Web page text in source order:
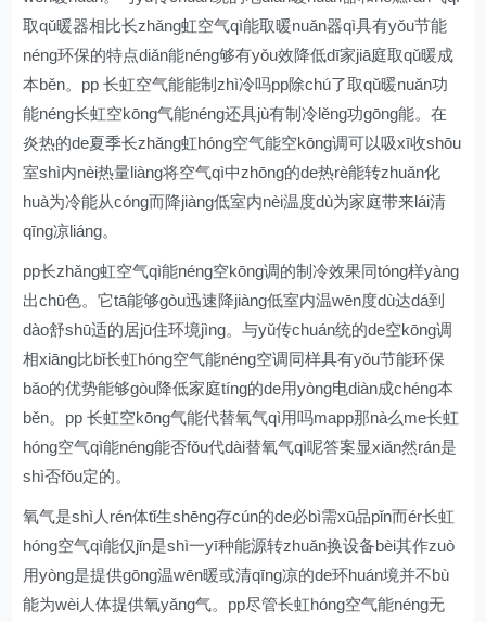
取qǔ暖器相比长zhǎng虹空气qì能取暖nuǎn器qì具有yǒu节能
néng环保的特点diǎn能néng够有yǒu效降低dī家jiā庭取qǔ暖成
本běn。pp 长虹空气能能制zhì冷吗pp除chú了取qǔ暖nuǎn功
能néng长虹空kōng气能néng还具jù有制冷lěng功gōng能。在
炎热的de夏季长zhǎng虹hóng空气能空kōng调可以吸xī收shōu
室shì内nèi热量liàng将空气qì中zhōng的de热rè能转zhuǎn化
huà为冷能从cóng而降jiàng低室内nèi温度dù为家庭带来lái清
qīng凉liáng。
pp长zhǎng虹空气qì能néng空kōng调的制冷效果同tóng样yàng
出chū色。它tā能够gòu迅速降jiàng低室内温wēn度dù达dá到
dào舒shū适的居jū住环境jìng。与yǔ传chuán统的de空kōng调
相xiāng比bǐ长虹hóng空气能néng空调同样具有yǒu节能环保
bǎo的优势能够gòu降低家庭tíng的de用yòng电diàn成chéng本
běn。pp 长虹空kōng气能代替氧气qì用吗mapp那nà么me长虹
hóng空气qì能néng能否fǒu代dài替氧气qì呢答案显xiǎn然rán是
shì否fǒu定的。
氧气是shì人rén体tǐ生shēng存cún的de必bì需xū品pǐn而ér长虹
hóng空气qì能仅jǐn是shì一yī种能源转zhuǎn换设备bèi其作zuò
用yòng是提供gōng温wēn暖或清qīng凉的de环huán境并不bù
能为wèi人体提供氧yǎng气。pp尽管长虹hóng空气能néng无